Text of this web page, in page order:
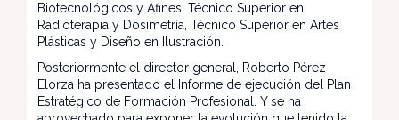
Biotecnológicos y Afines, Técnico Superior en
Radioterapia y Dosimetría, Técnico Superior en Artes
Plásticas y Diseño en Ilustración.
Posteriormente el director general, Roberto Pérez
Elorza ha presentado el Informe de ejecución del Plan
Estratégico de Formación Profesional. Y se ha